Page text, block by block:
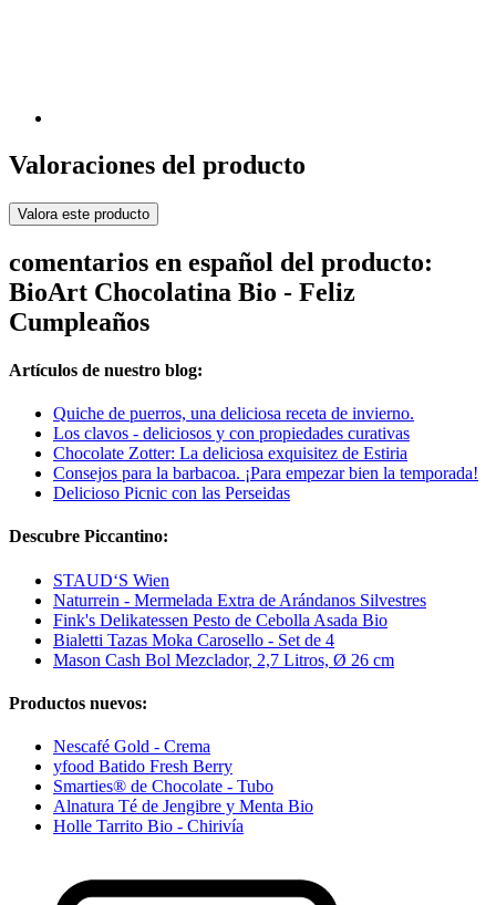
Valoraciones del producto
Valora este producto
comentarios en español del producto:
BioArt Chocolatina Bio - Feliz
Cumpleaños
Artículos de nuestro blog:
Quiche de puerros, una deliciosa receta de invierno.
Los clavos - deliciosos y con propiedades curativas
Chocolate Zotter: La deliciosa exquisitez de Estiria
Consejos para la barbacoa. ¡Para empezar bien la temporada!
Delicioso Picnic con las Perseidas
Descubre Piccantino:
STAUD‘S Wien
Naturrein - Mermelada Extra de Arándanos Silvestres
Fink's Delikatessen Pesto de Cebolla Asada Bio
Bialetti Tazas Moka Carosello - Set de 4
Mason Cash Bol Mezclador, 2,7 Litros, Ø 26 cm
Productos nuevos:
Nescafé Gold - Crema
yfood Batido Fresh Berry
Smarties® de Chocolate - Tubo
Alnatura Té de Jengibre y Menta Bio
Holle Tarrito Bio - Chirivía